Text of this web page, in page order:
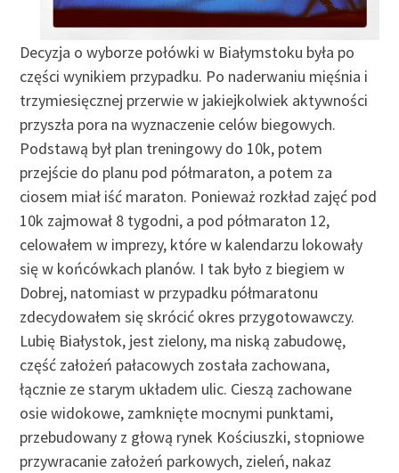
Decyzja o wyborze połówki w Białymstoku była po
części wynikiem przypadku. Po naderwaniu mięśnia i
trzymiesięcznej przerwie w jakiejkolwiek aktywności
przyszła pora na wyznaczenie celów biegowych.
Podstawą był plan treningowy do 10k, potem
przejście do planu pod półmaraton, a potem za
ciosem miał iść maraton. Ponieważ rozkład zajęć pod
10k zajmował 8 tygodni, a pod półmaraton 12,
celowałem w imprezy, które w kalendarzu lokowały
się w końcówkach planów. I tak było z biegiem w
Dobrej, natomiast w przypadku półmaratonu
zdecydowałem się skrócić okres przygotowawczy.
Lubię Białystok, jest zielony, ma niską zabudowę,
część założeń pałacowych została zachowana,
łącznie ze starym układem ulic. Cieszą zachowane
osie widokowe, zamknięte mocnymi punktami,
przebudowany z głową rynek Kościuszki, stopniowe
przywracanie założeń parkowych, zieleń, nakaz